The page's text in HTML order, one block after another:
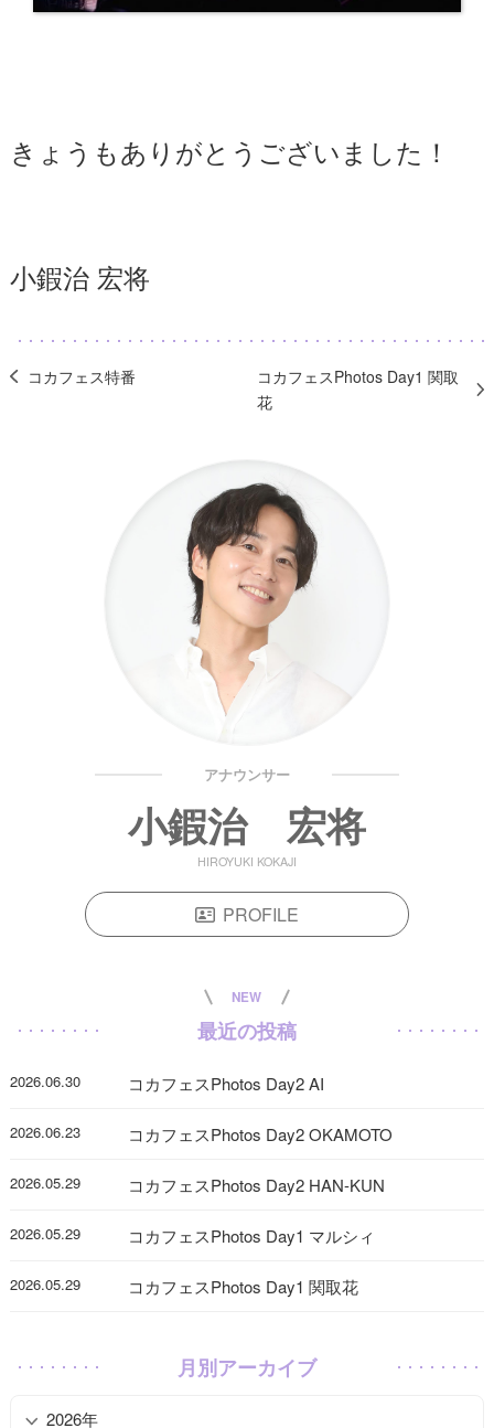
きょうもありがとうございました！
小鍜治 宏将
コカフェス特番
コカフェスPhotos Day1 関取
花
アナウンサー
小鍜治 宏将
HIROYUKI KOKAJI
PROFILE
NEW
最近の投稿
2026.06.30 コカフェスPhotos Day2 AI
2026.06.23 コカフェスPhotos Day2 OKAMOTO
2026.05.29 コカフェスPhotos Day2 HAN-KUN
2026.05.29 コカフェスPhotos Day1 マルシィ
2026.05.29 コカフェスPhotos Day1 関取花
月別アーカイブ
2026年